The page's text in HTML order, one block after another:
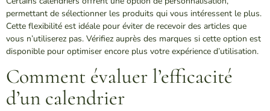
permettant de sélectionner les produits qui vous intéressent le plus.
Cette flexibilité est idéale pour éviter de recevoir des articles que
vous n’utiliserez pas. Vérifiez auprès des marques si cette option est
disponible pour optimiser encore plus votre expérience d’utilisation.
Comment évaluer l’efficacité
d’un calendrier